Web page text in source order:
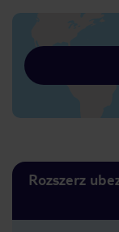
Rozszerz